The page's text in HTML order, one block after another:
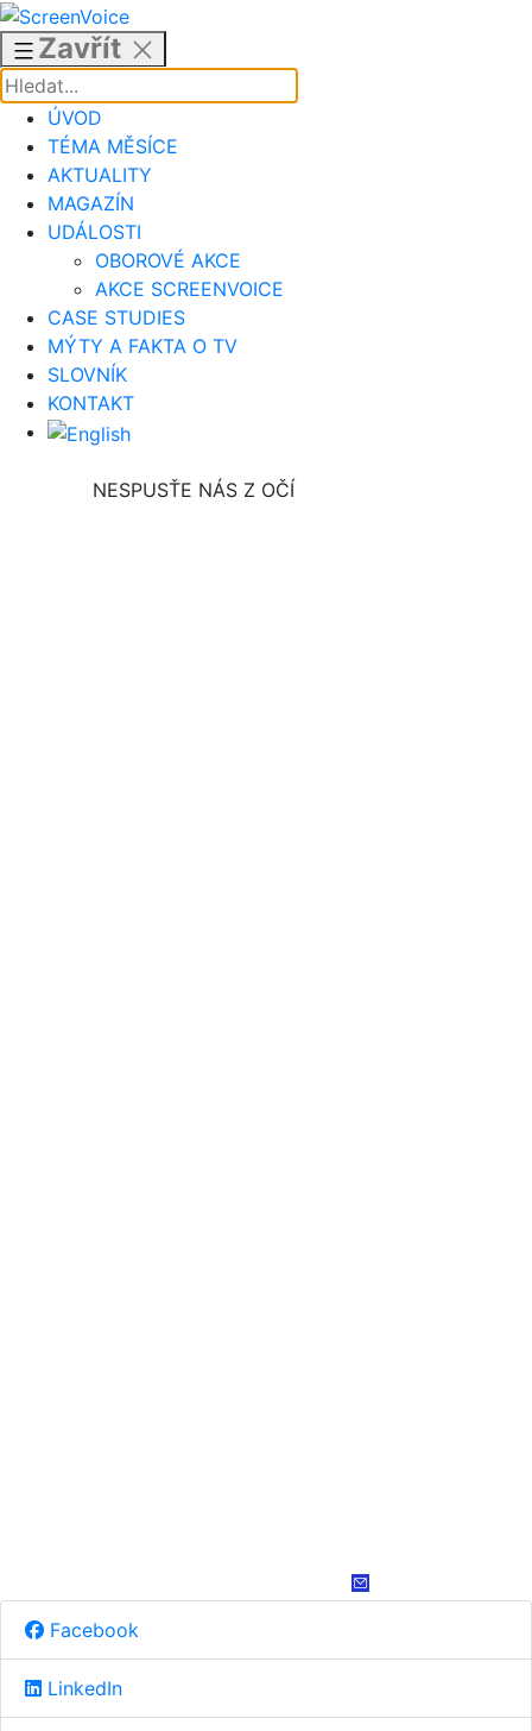
Přejít
obsahu
Zavřít
ÚVOD
TÉMA MĚSÍCE
AKTUALITY
MAGAZÍN
UDÁLOSTI
OBOROVÉ AKCE
AKCE SCREENVOICE
CASE STUDIES
MÝTY A FAKTA O TV
SLOVNÍK
KONTAKT
NESPUSŤE NÁS Z OČÍ
Facebook
LinkedIn